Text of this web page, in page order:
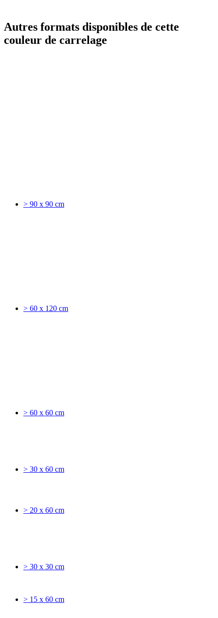
Autres formats disponibles de cette
couleur de carrelage
> 90 x 90 cm
> 60 x 120 cm
> 60 x 60 cm
> 30 x 60 cm
> 20 x 60 cm
> 30 x 30 cm
> 15 x 60 cm